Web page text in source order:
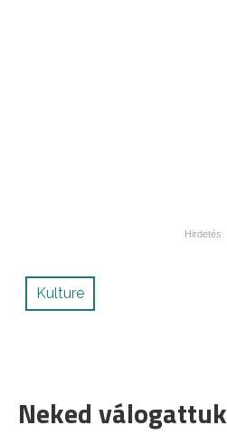
Kulture
Neked válogattuk